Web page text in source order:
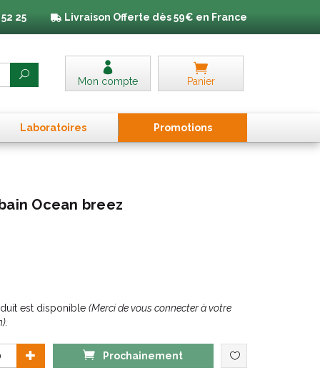
25 Livraison Offerte dès 59€ en France
Mon compte Panier
Laboratoires Promotions
Ocean breez
est disponible (Merci de vous connecter à votre
Prochainement